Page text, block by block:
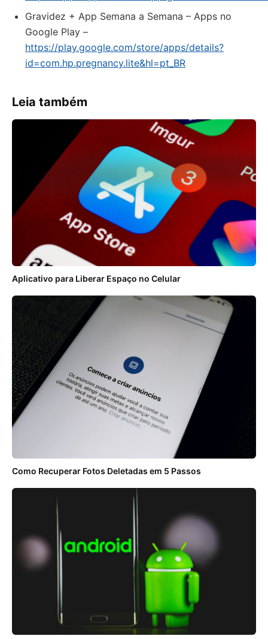
Gravidez + App Semana a Semana – Apps no
Google Play –
https://play.google.com/store/apps/details?
id=com.hp.pregnancy.lite&hl=pt_BR
Leia também
Aplicativo para Liberar Espaço no Celular
Como Recuperar Fotos Deletadas em 5 Passos